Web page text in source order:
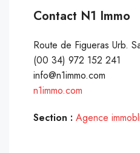
Contact N1 Immo
Route de Figueras Urb.
(00 34) 972 152 241
info@n1immo.com
n1immo.com
Section : Agence